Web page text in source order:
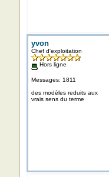
yvon
Chef d'exploitation
Hors ligne
Messages: 1811
des modèles reduits aux
vrais sens du terme